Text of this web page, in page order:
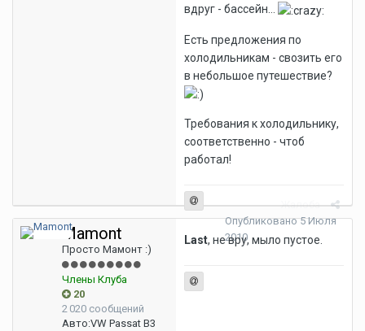
вдруг - бассейн...
Есть предложения по
холодильникам - свозить его
в небольшое путешествие?
Требования к холодильнику,
соответственно - чтоб
работал!
Mamont
Просто Мамонт :)
Члены Клуба
20
2 020 сообщений
Авто:VW Passat B3
Жалоба
Опубликовано5 Июля
2010
Last, не вру, мыло пустое.